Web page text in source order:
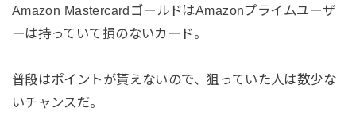
Amazon MastercardゴールドはAmazonプライムユーザ
ーは持っていて損のないカード。
普段はポイントが貰えないので、狙っていた人は数少な
いチャンスだ。